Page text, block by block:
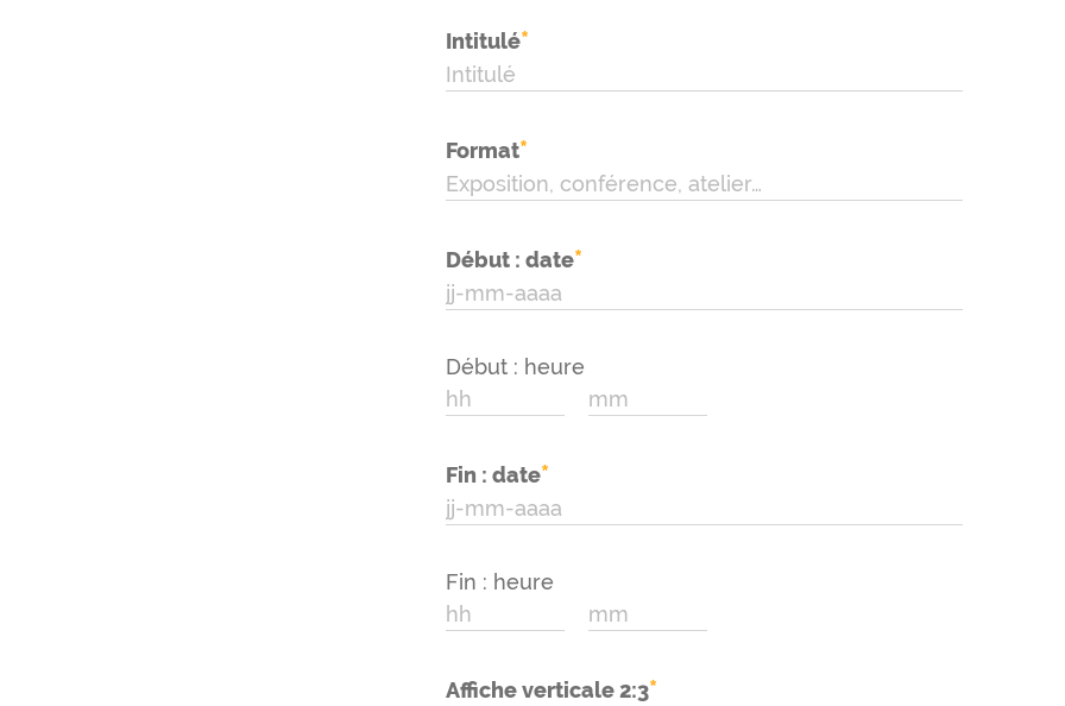
Intitulé*
Format*
Début : date*
Début : heure
Fin : date*
Fin : heure
Affiche verticale 2:3*